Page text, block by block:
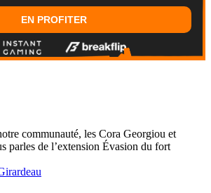
EN PROFITER
communauté, les Cora Georgiou et
parles de l’extension Évasion du fort